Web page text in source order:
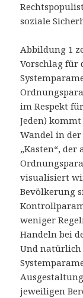
soziale
Abbildung 1
Vorschlag für
im Respekt
Jeden)
Wandel in
„Kasten“, der
visualisiert
Bevölkerung
weniger
Handeln bei
Und natürlich
jeweiligen